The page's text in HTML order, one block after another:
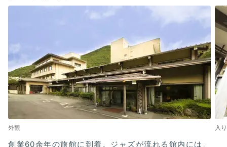
外観 入
創業60余年の旅館に到着。ジャズが流れる館内には、